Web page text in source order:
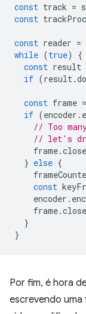
const track =
const
const reader =
while (true)
{
const result
if (result .
const frame =
if (encoder .
// Too
// let's
frame.close
} else {
const
encoder .
frame.close
}
}
Por fim, é hora
escrevendo